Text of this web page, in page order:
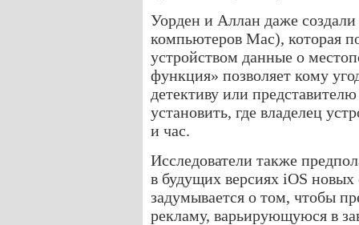
Уорден и Аллан даже
компьютеров Mac), которая
устройством данные о
функция» позволяет кому
детективу или
установить, где владелец
и час.
Исследователи также
в будущих версиях iOS
задумывается о том, чтобы
рекламу, варьирующуюся в